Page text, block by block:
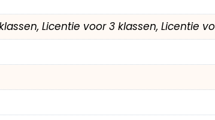
Licentie voor 3 klassen, Licentie